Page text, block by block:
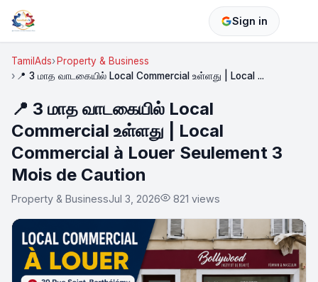
Sign in
TamilAds
Property & Business
📍 3 மாத வாடகையில் Local Commercial உள்ளது | Local ...
📍 3 மாத வாடகையில் Local
Commercial உள்ளது | Local
Commercial à Louer Seulement 3
Mois de Caution
Property & BusinessJul 3, 2026 821 views